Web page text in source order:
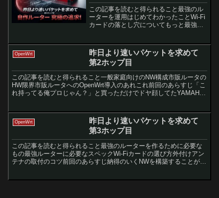
この記事を読むと得られること最強のル
ーターを運用はじめてわかったことWi-Fi
カードの落とし穴についてもっと最強の
来たぞ！さてあとは運用フェーズ！！と
いうわけでしばらく...
OpenWrt
昨日より速いパケットを求めて
第2ホップ目
この記事を読むと得られること一般家庭向けのNW構成市販ルータの
HW限界市販ルータへのOpenWrt導入のあれこれ前回のあらすじ「こ
れ持ってる俺プロじゃん？」と買っただけでドヤ顔してたYAMAHA
OpenWrt
昨日より速いパケットを求めて
第3ホップ目
この記事を読むと得られること最強のルーターを作るために必要な
もの最強ルーターに必要なスペックWi-Fiカードの選び方外付けアン
テナの取付のコツ前回のあらすじ納得のいくNWを構築することが出